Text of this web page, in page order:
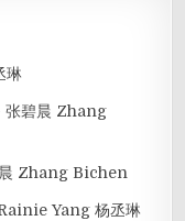
琳
碧晨 Zhang
Zhang Bichen
Yang 杨丞琳